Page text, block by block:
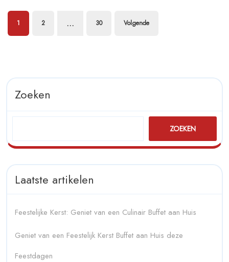
Berichten
paginering
1 2 … 30 Volgende
Zoeken
ZOEKEN
Laatste artikelen
Feestelijke Kerst: Geniet van een Culinair Buffet aan Huis
Geniet van een Feestelijk Kerst Buffet aan Huis deze
Feestdagen